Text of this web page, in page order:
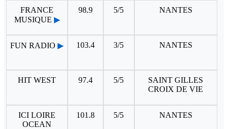
FRANCE
MUSIQUE ▶
98.9 5/5 NANTES
FUN RADIO ▶ 103.4 3/5 NANTES
HIT WEST 97.4 5/5
SAINT GILLES
CROIX DE VIE
ICI LOIRE
OCEAN
101.8 5/5 NANTES